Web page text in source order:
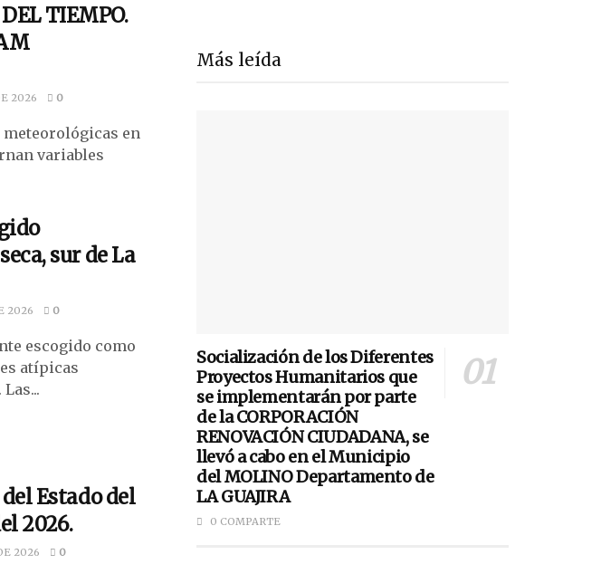
TIEMPO.
2026 0
en
variables
sur de La
2026 0
escogido como
atípicas
Estado del
2026.
2026 0
Más leída
Socialización de los Diferentes
Proyectos Humanitarios que
se implementarán por parte
de la CORPORACIÓN
RENOVACIÓN CIUDADANA, se
llevó a cabo en el Municipio
del MOLINO Departamento de
LA GUAJIRA
0 COMPARTE